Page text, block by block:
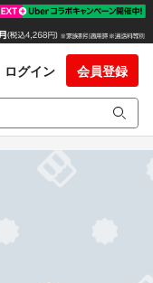
ログイン 会員登録